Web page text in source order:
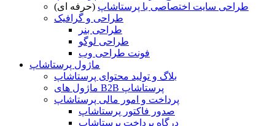
طراحی سایت اختصاصی با پرستاشاپ (حرفه ای)
طراحی و گرافیک
طراحی بنر
طراحی لوگو
فونت طراحی وب
ماژول پرستاشاپ
بلاگ و تولید محتوای پرستاشاپ
ماژول های B2B پرستاشاپ
پرداخت و امور مالی پرستاشاپ
صدور فاکتور پرستاشاپ
درگاه پرداخت پرستاشاپ